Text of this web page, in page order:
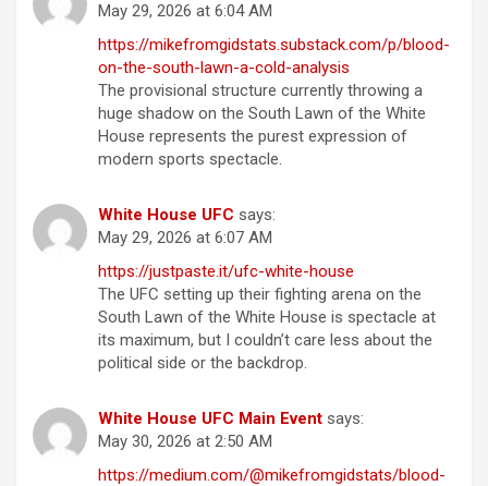
May 29, 2026 at 6:04 AM
https://mikefromgidstats.substack.com/p/blood-
on-the-south-lawn-a-cold-analysis
The provisional structure currently throwing a
huge shadow on the South Lawn of the White
House represents the purest expression of
modern sports spectacle.
White House UFC says:
May 29, 2026 at 6:07 AM
https://justpaste.it/ufc-white-house
The UFC setting up their fighting arena on the
South Lawn of the White House is spectacle at
its maximum, but I couldn’t care less about the
political side or the backdrop.
White House UFC Main Event says:
May 30, 2026 at 2:50 AM
https://medium.com/@mikefromgidstats/blood-